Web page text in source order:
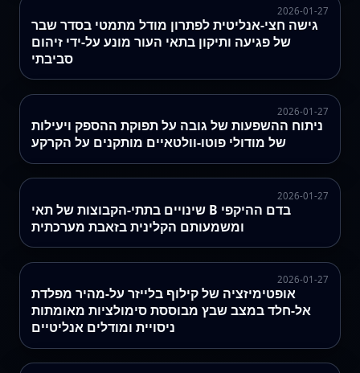
2026-01-27
גישה חצי‑אנליטית לפתרון מודל מתמטי בסדר שבר
של פגיעה ותיקון בתאי העור מונע על‑ידי זיהום
סביבתי
2026-01-27
ניתוח ההשפעות של גובה על תפוקת ההספק ויעילות
של מודולי פוטו-וולטאיים מותקנים על הקרקע
2026-01-27
שינויים בתתי‑הקבוצות של תאי B בדם ההיקפי
ומשמעותם הקלינית בזאבת מערכתית
2026-01-27
אופטימיזציה של קילוף בלייזר על-מהיר מפלדת
אל-חלד במצב שבץ מבוססת סימולציות מאומתות
ניסויית ומודלים אנליטיים